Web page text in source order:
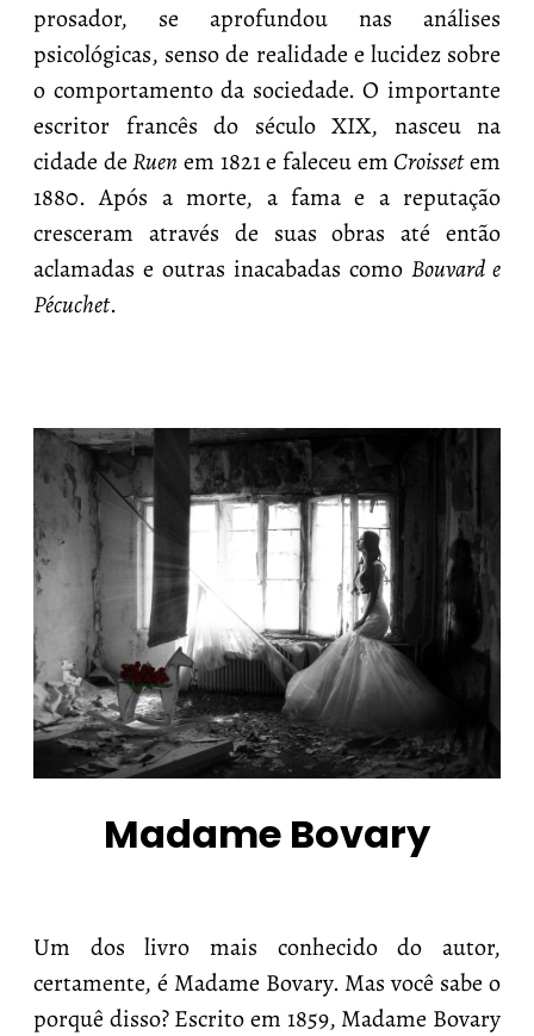
prosador, se aprofundou nas análises
psicológicas, senso de realidade e lucidez sobre
o comportamento da sociedade. O importante
escritor francês do século XIX, nasceu na
cidade deRuen em 1821 e faleceu em Croissetem
1880. Após a morte, a fama e a reputação
cresceram através de suas obras até então
aclamadas e outras inacabadas como Bouvard e
Pécuchet.
Madame Bovary
Um dos livro mais conhecido do autor,
certamente, é Madame Bovary. Mas você sabe o
porquê disso? Escrito em 1859, Madame Bovary